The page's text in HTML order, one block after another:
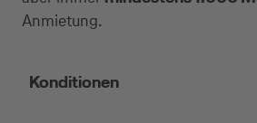
Anmietung.
Konditionen
(z.B. Gewerbetreibender,